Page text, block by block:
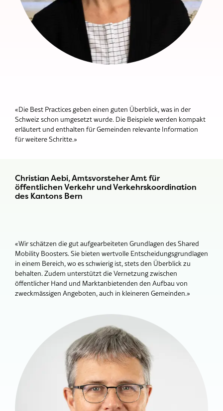
«Die Best Practices geben einen guten Überblick, was in der
Schweiz schon umgesetzt wurde. Die Beispiele werden kompakt
erläutert und enthalten für Gemeinden relevante Information
für weitere Schritte.»
Christian Aebi, Amtsvorsteher Amt für
öffentlichen Verkehr und Verkehrskoordination
des Kantons Bern
«Wir schätzen die gut aufgearbeiteten Grundlagen des Shared
Mobility Boosters. Sie bieten wertvolle Entscheidungsgrundlagen
in einem Bereich, wo es schwierig ist, stets den Überblick zu
behalten. Zudem unterstützt die Vernetzung zwischen
öffentlicher Hand und Marktanbietenden den Aufbau von
zweckmässigen Angeboten, auch in kleineren Gemeinden.»